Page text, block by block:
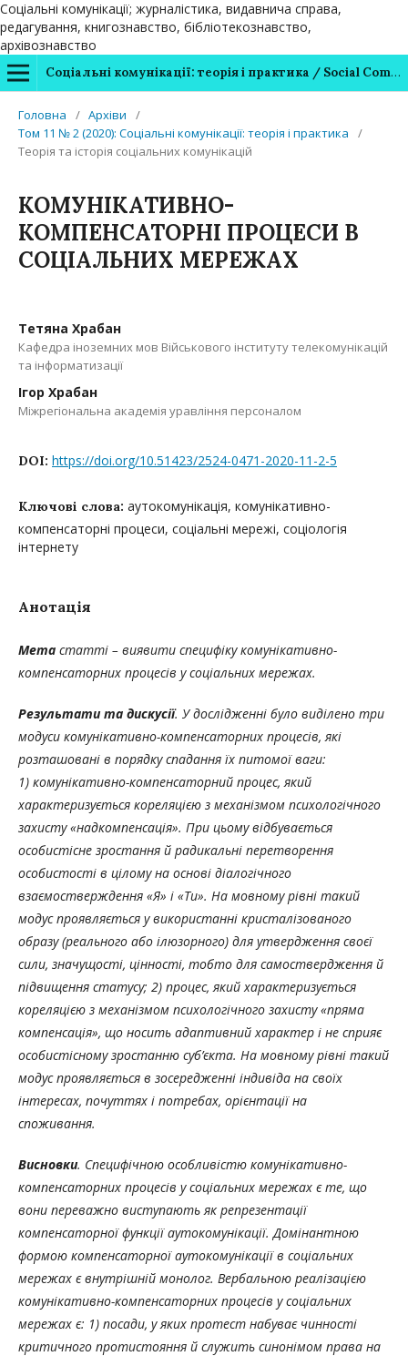
Соціальні комунікації; журналістика, видавнича справа,
редагування, книгознавство, бібліотекознавство,
архівознавство
Соціальні комунікації: теорія і практика / Social Communications: Theory and Practice
Головна / Архіви
/
Том 11 № 2 (2020): Соціальні комунікації: теорія і практика
/
Теорія та історія соціальних комунікацій
КОМУНІКАТИВНО-
КОМПЕНСАТОРНІ ПРОЦЕСИ В
СОЦІАЛЬНИХ МЕРЕЖАХ
Тетяна Храбан
Кафедра іноземних мов Військового інституту телекомунікацій
та інформатизації
Ігор Храбан
Міжрегіональна академія уравління персоналом
DOI: https://doi.org/10.51423/2524-0471-2020-11-2-5
Ключові слова: аутокомунікація, комунікативно-
компенсаторні процеси, соціальні мережі, соціологія
інтернету
Анотація
Мета статті – виявити специфіку комунікативно-
компенсаторних процесів у соціальних мережах.
Результати та дискусії. У дослідженні було виділено три
модуси комунікативно-компенсаторних процесів, які
розташовані в порядку спадання їх питомої ваги: ​​
1) комунікативно-компенсаторний процес, який
характеризується кореляцією з механізмом психологічного
захисту «надкомпенсація». При цьому відбувається
особистісне зростання й радикальні перетворення
особистості в цілому на основі діалогічного
взаємостверждення «Я» і «Ти». На мовному рівні такий
модус проявляється у використанні кристалізованого
образу (реального або ілюзорного) для утвердження своєї
сили, значущості, цінності, тобто для самоствердження й
підвищення статусу; 2) процес, який характеризується
кореляцією з механізмом психологічного захисту «пряма
компенсація», що носить адаптивний характер і не сприяє
особистісному зростанню суб’єкта. На мовному рівні такий
модус проявляється в зосередженні індивіда на своїх
інтересах, почуттях і потребах, орієнтації на
споживання.
Висновки. Специфічною особливістю комунікативно-
компенсаторних процесів у соціальних мережах є те, що
вони переважно виступають як репрезентації
компенсаторної функції аутокомунікації. Домінантною
формою компенсаторної аутокомунікації в соціальних
мережах є внутрішній монолог. Вербальною реалізацією
комунікативно-компенсаторних процесів у соціальних
мережах є: 1) посади, у яких протест набуває чинності
критичного протистояння й служить синонімом права на